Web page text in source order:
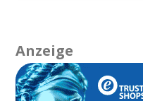
Anzeige